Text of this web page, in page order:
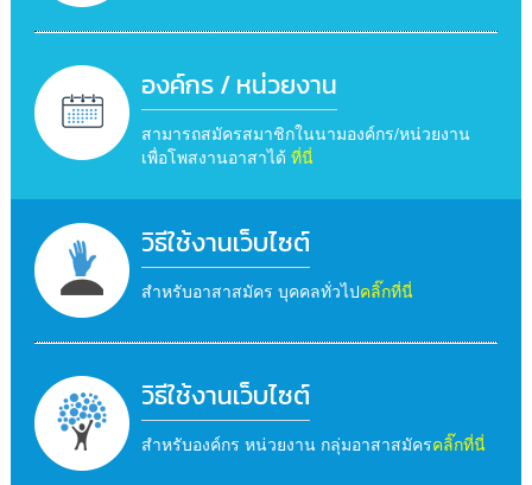
องค์กร / หน่วยงาน
สามารถสมัครสมาชิกในนามองค์กร/หน่วยงาน
เพื่อโพสงานอาสาได้ ที่นี่
วิธีใช้งานเว็บไซต์
สำหรับอาสาสมัคร บุคคลทั่วไปคลิ๊กที่นี่
วิธีใช้งานเว็บไซต์
สำหรับองค์กร หน่วยงาน กลุ่มอาสาสมัครคลิ๊กที่นี่